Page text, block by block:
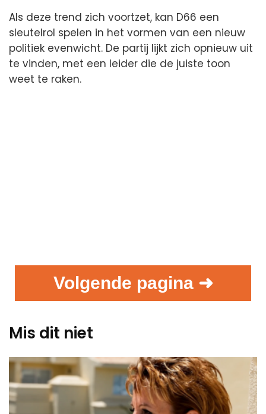
Als deze trend zich voortzet, kan D66 een
sleutelrol spelen in het vormen van een nieuw
politiek evenwicht. De partij lijkt zich opnieuw uit
te vinden, met een leider die de juiste toon
weet te raken.
Volgende pagina ➜
Mis dit niet